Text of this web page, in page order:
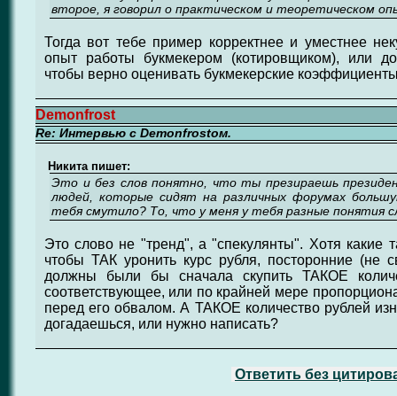
второе, я говорил о практическом и теоретическом
Тогда вот тебе пример корректнее и уместнее
опыт работы букмекером (котировщиком), или
чтобы верно оценивать букмекерские
Demonfrost
Re: Интервью с Demonfrostом.
Никита пишет:
Это и без слов понятно, что ты презираешь
людей, которые сидят на различных форумах
тебя смутило? То, что у меня у тебя разные понятия
Это слово не "тренд", а "спекулянты". Хотя какие
чтобы ТАК уронить курс рубля, посторонние
должны были бы сначала cкупить ТАКОЕ
соответствующее, или по крайней мере
перед его обвалом. А ТАКОЕ количество рублей
догадаешься, или нужно написать?
Ответить без